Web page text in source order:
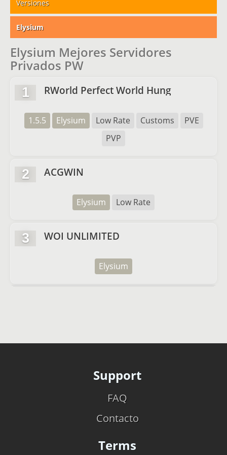
Versiones
Elysium
Elysium Mejores Servidores
Privados PW
1 RWorld Perfect World Hung
1.5.5 Elysium Low Rate Customs
PVE
PVP
2 ACGWIN
Elysium Low Rate
3 WOI UNLIMITED
Elysium
Support
FAQ
Contacto
Terms